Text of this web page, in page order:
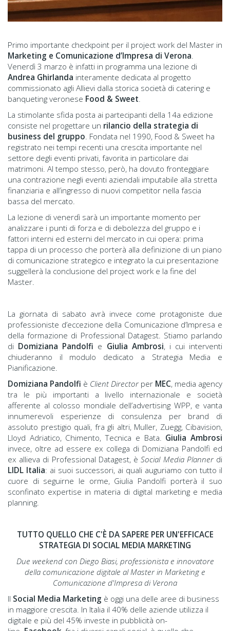
Primo importante checkpoint per il project work del Master in
Marketing e Comunicazione d’Impresa di Verona
Venerdì 3 marzo è infatti in programma una lezione di
Andrea Ghirlanda interamente dedicata al progetto
commissionato agli Allievi dalla storica società di catering e
banqueting veronese Food & Sweet
La stimolante sfida posta ai partecipanti della 14a edizione
consiste nel progettare un rilancio della strategia di
business del gruppo . Fondata nel 1990, Food & Sweet ha
registrato nei tempi recenti una crescita importante nel
settore degli eventi privati, favorita in particolare dai
matrimoni. Al tempo stesso, però, ha dovuto fronteggiare
una contrazione negli eventi aziendali imputabile alla stretta
finanziaria e all’ingresso di nuovi competitor nella fascia
bassa del mercato.
La lezione di venerdì sarà un importante momento per
analizzare i punti di forza e di debolezza del gruppo e i
fattori interni ed esterni del mercato in cui opera: prima
tappa di un processo che porterà alla definizione di un piano
di comunicazione strategico e integrato la cui presentazione
suggellerà la conclusione del project work e la fine del
Master.
La giornata di sabato avrà invece come protagoniste due
professioniste d’eccezione della Comunicazione d’Impresa e
della formazione di Professional Datagest. Stiamo parlando
di Domiziana Pandolfi e Giulia Ambrosi, i cui interventi
chiuderanno il modulo dedicato a Strategia Media e
Pianificazione.
Domiziana Pandolfi è Client Director per MEC, media agency
tra le più importanti a livello internazionale e società
afferente al colosso mondiale dell’advertising WPP, e vanta
innumerevoli esperienze di consulenza per brand di
assoluto prestigio quali, fra gli altri, Muller, Zuegg, Cibavision,
Lloyd Adriatico, Chimento, Tecnica e Bata.
Giulia Ambrosi
invece, oltre ad essere ex collega di Domiziana Pandolfi ed
ex allieva di Professional Datagest, èSocial Media Planner di
LIDL Italia: ai suoi successori, ai quali auguriamo con tutto il
cuore di seguirne le orme, Giulia Pandolfi porterà il suo
sconfinato expertise in materia di digital marketing e media
planning.
TUTTO QUELLO CHE C'È DA SAPERE PER UN'EFFICACE
STRATEGIA DI SOCIAL MEDIA MARKETING
Due weekend con Diego Biasi, professionista e innovatore
della comunicazione digitale al Master in Marketing e
Comunicazione d'Impresa di Verona
Il Social Media Marketing è oggi una delle aree di business
in maggiore crescita. In Italia il 40% delle aziende utilizza il
digitale e più del 45% investe in pubblicità on-